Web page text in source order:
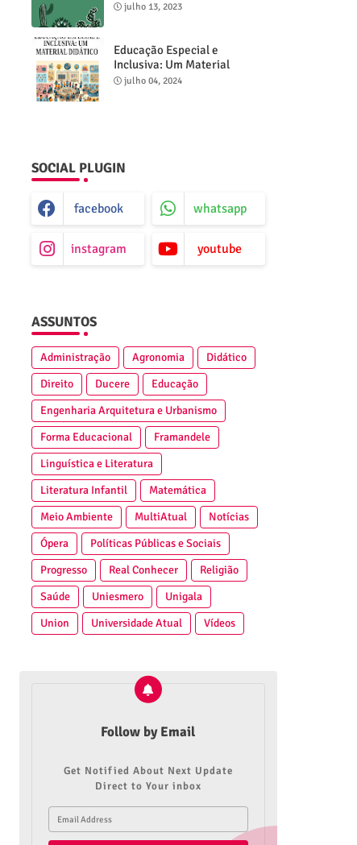
julho 13, 2023
Educação Especial e
Inclusiva: Um Material
Didático
julho 04, 2024
SOCIAL PLUGIN
facebook whatsapp
instagram youtube
ASSUNTOS
Administração Agronomia
Didático
Direito
Ducere
Educação
Engenharia Arquitetura e Urbanismo
Forma Educacional
Framandele
Linguística e Literatura
Literatura Infantil
Matemática
Meio Ambiente
MultiAtual
Notícias
Ópera
Políticas Públicas e Sociais
Progresso
Real Conhecer
Religião
Saúde
Uniesmero
Unigala
Union
Universidade Atual Vídeos
Follow by Email
Get Notified About Next Update
Direct to Your inbox